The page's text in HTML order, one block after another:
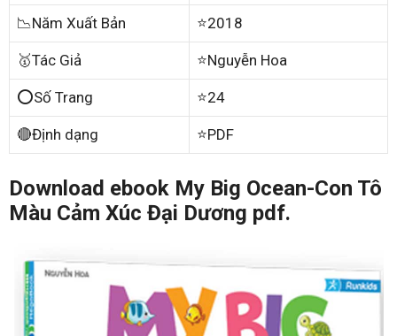
📉Năm Xuất Bản ⭐2018
🥇Tác Giả ⭐Nguyễn Hoa
⭕Số Trang ⭐24
🔴Định dạng ⭐PDF
Download ebook My Big Ocean-Con Tô
Màu Cảm Xúc Đại Dương pdf.